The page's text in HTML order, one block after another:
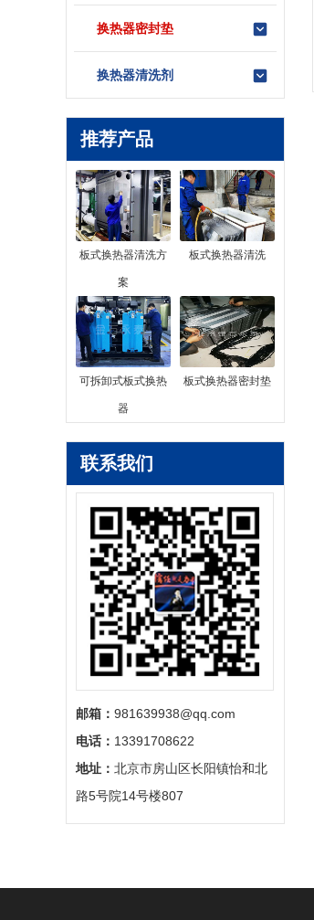
换热器密封垫
换热器清洗剂
推荐产品
板式换热器清洗方
案
板式换热器清洗
可拆卸式板式换热
器
板式换热器密封垫
联系我们
邮箱： 981639938@qq.com
电话： 13391708622
地址： 北京市房山区长阳镇怡和北
路5号院14号楼807